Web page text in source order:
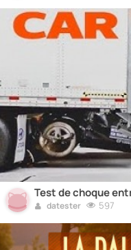
Test de choque
datester 597